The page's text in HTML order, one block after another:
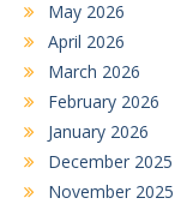
May 2026
April 2026
March 2026
February 2026
January 2026
December 2025
November 2025